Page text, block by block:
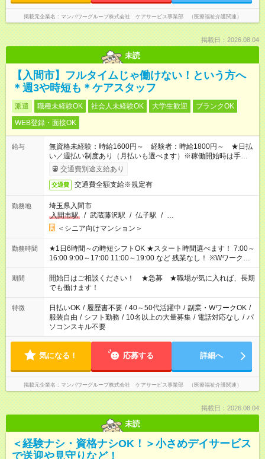
掲載元企業名 マンパワーグループ株式会社 ケアサービス事業部 （医療福祉介護関連）
掲載日：2026.08.04
未読
【入間市】フルタイムじゃ働けない！という方へ
＊週3や時短も＊ケアスタッフ
派遣 職種未経験OK 社会人未経験OK 大学生歓迎
ブランクOK
WEB登録・面接OK
給与
無資格未経験：時給1600円～ 経験者：時給1800円～ ★日払
い／週払い制度あり（月払いも選べます）※稼働開始時は手続き
完了次第のお支払いとなります。
交通費別途支給あり
交通費 交通費全額支給※規定有
勤務地
埼玉県入間市
入間市駅
/ 武蔵藤沢駅 / 仏子駅 / …
＜シニア向けマンション＞
勤務時間
★1日6時間～の時短シフトOK ★スタート時間選べます！ 7:00～
16:00 9:00～17:00 11:00～19:00 など 残業なし！ ※Wワークの
場合、他のお仕事と合わせ週40時間超の就業はご案内できませ
ん ※法令に基づき、週20時間以上勤務は社会保険への加入対象
となります ※労働者派遣法（日雇い派遣の原則禁止）により、
短時間・短期間の就業はご案内が難しい場合があります
期間
開始日はご相談ください！ ★急募 ★職場が気に入れば、長期
でも働けます！
特徴 日払いOK / 履歴書不要 / 40～50代活躍中 / 副業・WワークOK /
服装自由 / シフト勤務 / 10名以上の大量募集 / 電話対応なし / パ
ソコンスキル不要
気になる！ 応募する 詳細へ
掲載元企業名 マンパワーグループ株式会社 ケアサービス事業部 （医療福祉介護関連）
掲載日：2026.08.04
未読
＜経験ナシ・資格ナシOK！＞小さめデイサービス
で送迎や見守りなど！